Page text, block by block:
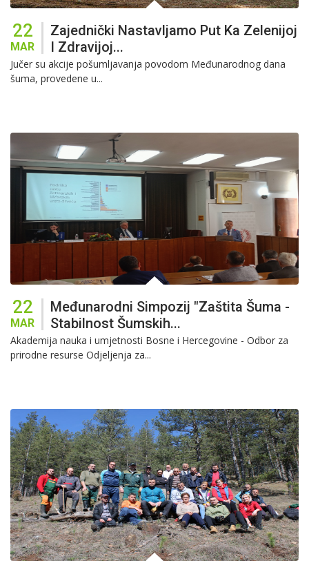
22
MAR
Zajednički Nastavljamo Put Ka Zelenijoj
I Zdravijoj...
Jučer su akcije pošumljavanja povodom Međunarodnog dana
šuma, provedene u...
22
MAR
Međunarodni Simpozij "Zaštita Šuma -
Stabilnost Šumskih...
Akademija nauka i umjetnosti Bosne i Hercegovine - Odbor za
prirodne resurse Odjeljenja za...